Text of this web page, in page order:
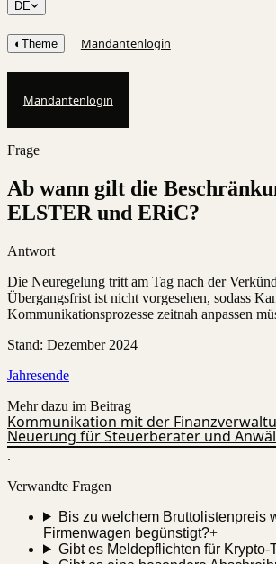
DE
◐ Theme Mandantenlogin
Mandantenlogin
Frage
Ab wann gilt die
ELSTER und ERiC?
Antwort
Die Neuregelung tritt am Tag nach der
Übergangsfrist ist nicht vorgesehen, sodass
Kommunikationsprozesse zeitnah anpassen
Stand: Dezember 2024
Jahresende
Mehr dazu im Beitrag
Kommunikation mit der
Neuerung für Steuerberater und
.
Verwandte Fragen
Bis zu welchem Bruttolistenpreis
Firmenwagen begünstigt?+
Gibt es Meldepflichten für Krypto-